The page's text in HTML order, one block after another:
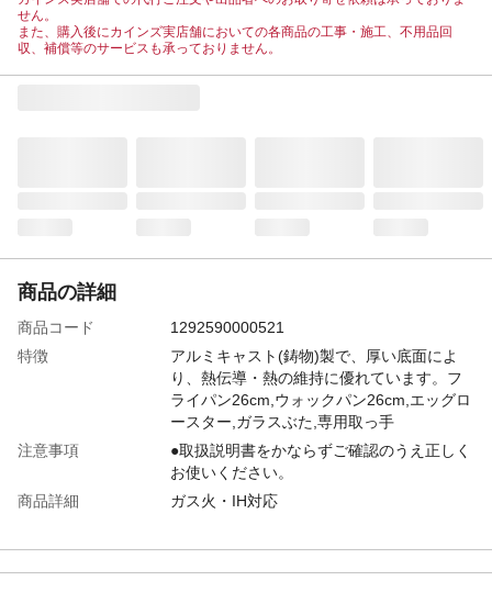
せん。
また、購入後にカインズ実店舗においての各商品の工事・施工、不用品回
収、補償等のサービスも承っておりません。
商品の詳細
商品コード
1292590000521
特徴
アルミキャスト(鋳物)製で、厚い底面によ
り、熱伝導・熱の維持に優れています。フ
ライパン26cm,ウォックパン26cm,エッグロ
ースター,ガラスぶた,専用取っ手
注意事項
●取扱説明書をかならずご確認のうえ正しく
お使いください。
商品詳細
ガス火・IH対応